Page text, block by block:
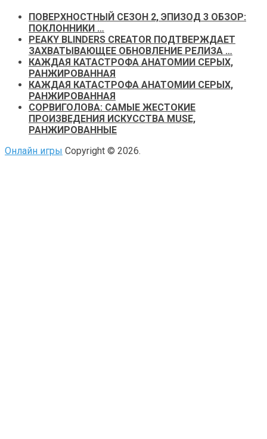
ПОВЕРХНОСТНЫЙ СЕЗОН 2, ЭПИЗОД 3 ОБЗОР:
ПОКЛОННИКИ …
PEAKY BLINDERS CREATOR ПОДТВЕРЖДАЕТ
ЗАХВАТЫВАЮЩЕЕ ОБНОВЛЕНИЕ РЕЛИЗА …
КАЖДАЯ КАТАСТРОФА АНАТОМИИ СЕРЫХ,
РАНЖИРОВАННАЯ
КАЖДАЯ КАТАСТРОФА АНАТОМИИ СЕРЫХ,
РАНЖИРОВАННАЯ
СОРВИГОЛОВА: САМЫЕ ЖЕСТОКИЕ
ПРОИЗВЕДЕНИЯ ИСКУССТВА MUSE,
РАНЖИРОВАННЫЕ
Онлайн игры Copyright © 2026.